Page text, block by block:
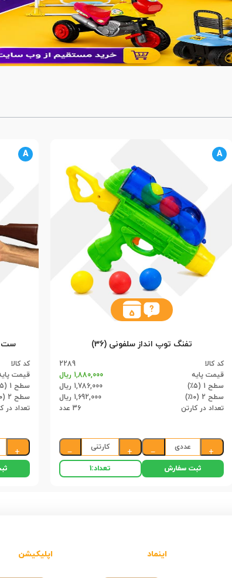
A
5
تفنگ توپ انداز سلفونی (36)
کد کالا
2289
قیمت پایه
1,880,000 ریال
سطح 1 (۵٪)
1,786,000 ریال
سطح 2 (۱۰٪)
1,692,000 ریال
تعداد در کارتن
36 عدد
+
عددی
−
+
کارتنی
−
ثبت سفارش تعداد:1
A
کد کالا
قیمت
سطح 1 (۵٪)
سطح 2 (۱۰٪)
تعداد در
+
اینماد اپلیکیشن